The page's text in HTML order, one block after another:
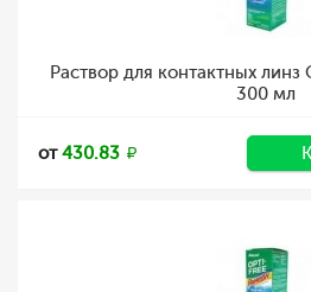
Раствор для контактных линз
300 мл
от430.83